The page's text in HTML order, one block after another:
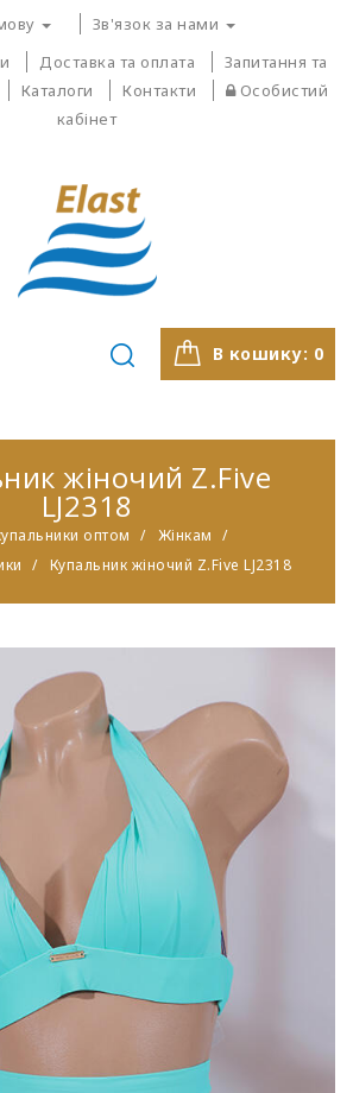
Зв'язок за нами
Доставка та оплата
Запитання та
Каталоги Контакти
Особистий
кабінет
В кошику: 0
жіночий Z.Five
LJ2318
оптом
Жінкам
Купальник жіночий Z.Five LJ2318